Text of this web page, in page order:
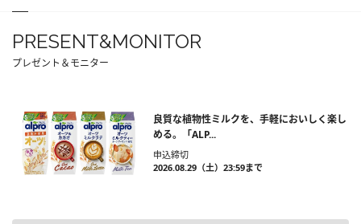
PRESENT&MONITOR
プレゼント＆モニター
良質な植物性ミルクを、手軽においしく楽し
める。「ALP...
申込締切
2026.08.29（土）23:59まで